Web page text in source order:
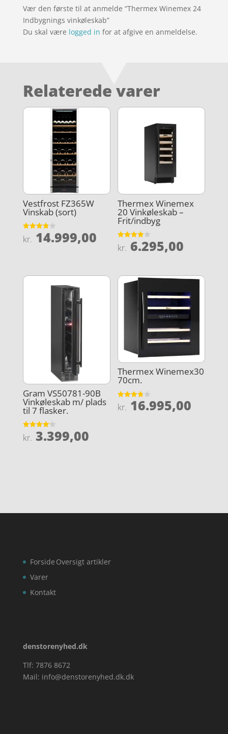
Vær den første til at anmelde “Thermex Winemex 24
Indbygnings vinkøleskab”
Du skal være logged in for at afgive en anmeldelse.
Relaterede varer
Vestfrost FZ365W
Vinskab (sort)
Vurderet
3.9
kr. 14.999,00
Thermex Winemex
20 Vinkøleskab –
Frit/indbyg
Vurderet
3.9
kr. 6.295,00
Gram VS50781-90B
Vinkøleskab m/ plads
til 7 flasker.
Vurderet
4.2
kr. 3.399,00
Thermex Winemex30
70cm.
Vurderet
3.8
kr. 16.995,00
Forside
Varer
Kontakt
Oversigt artikler
denstorenyhed.dk
Tlf: 7876 8672
Mail: info@denstorenyhed.dk.dk